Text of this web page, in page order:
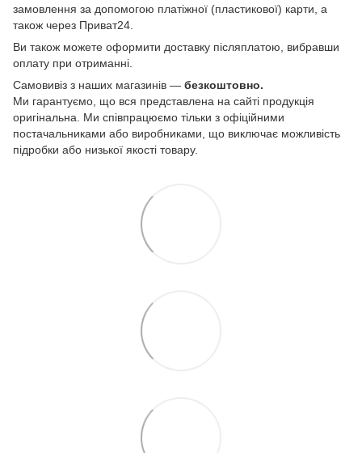
замовлення за допомогою платіжної (пластикової) карти, а
також через Приват24.
Ви також можете оформити доставку післяплатою, вибравши
оплату при отриманні.
Самовивіз з наших магазинів — безкоштовно.
Ми гарантуємо, що вся представлена на сайті продукція
оригінальна. Ми співпрацюємо тільки з офіційними
постачальниками або виробниками, що виключає можливість
підробки або низької якості товару.